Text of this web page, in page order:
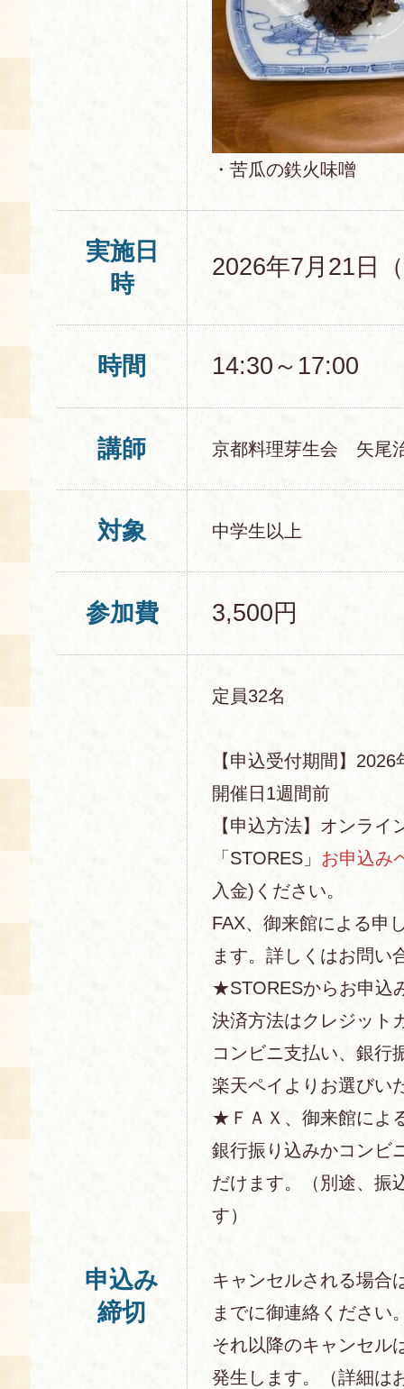
・苦瓜の鉄火味噌
実施日
時
2026年7月21日
時間 14:30～17:00
講師 京都料理芽生会 矢尾
対象 中学生以上
参加費 3,500円
申込み
締切
定員32名
【申込受付期間】
開催日1週間前
【申込方法】オンライ
「STORES」 お申込み
入金)ください。
FAX、御来館による申
ます。詳しくはお問い
★STORESからお申込
決済方法はクレジット
コンビニ支払い、銀行
楽天ペイよりお選びい
★ＦＡＸ、御来館によ
銀行振り込みかコンビ
だけます。（別途、振
す）
キャンセルされる場合
までに御連絡ください
それ以降のキャンセル
発生します。（詳細は